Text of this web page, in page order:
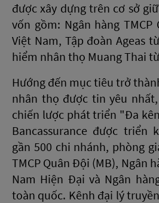
được xây dựng trên cơ sở
vốn gồm: Ngân hàng TMCP
Việt Nam, Tập đoàn Ageas
hiểm nhân thọ Muang Thai
Hướng đến mục tiêu trở
nhân thọ được tin yêu
chiến lược phát triển "Đa
Bancassurance được triển
gần 500 chi nhánh, phòng
TMCP Quân Đội (MB), Ngân
Nam Hiện Đại và Ngân
toàn quốc. Kênh đại lý